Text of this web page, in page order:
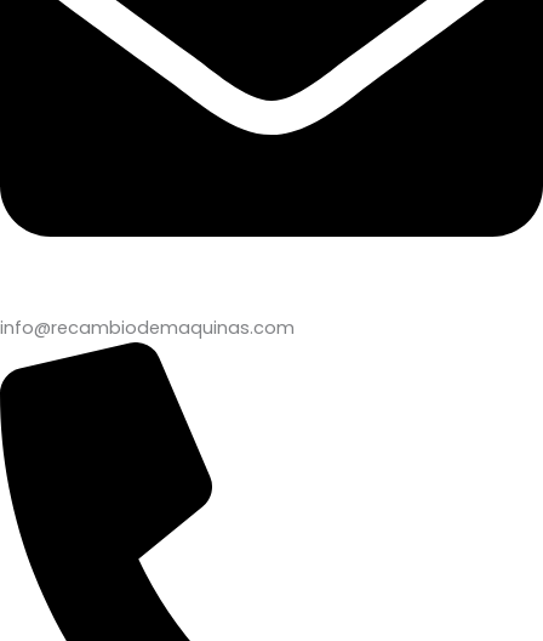
info@recambiodemaquinas.com